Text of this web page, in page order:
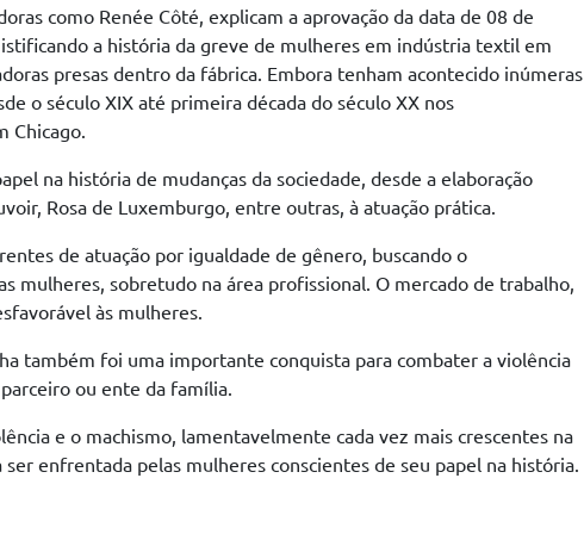
como Renée Côté, explicam a aprovação da data de 08 de
a história da greve de mulheres em indústria textil em
presas dentro da fábrica. Embora tenham acontecido inúmeras
o século XIX até primeira década do século XX nos
Chicago.
na história de mudanças da sociedade, desde a elaboração
Rosa de Luxemburgo, entre outras, à atuação prática.
de atuação por igualdade de gênero, buscando o
mulheres, sobretudo na área profissional. O mercado de trabalho,
às mulheres.
também foi uma importante conquista para combater a violência
ou ente da família.
e o machismo, lamentavelmente cada vez mais crescentes na
enfrentada pelas mulheres conscientes de seu papel na história.